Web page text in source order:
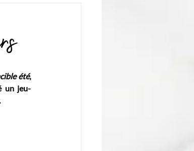
été,
un jeu-